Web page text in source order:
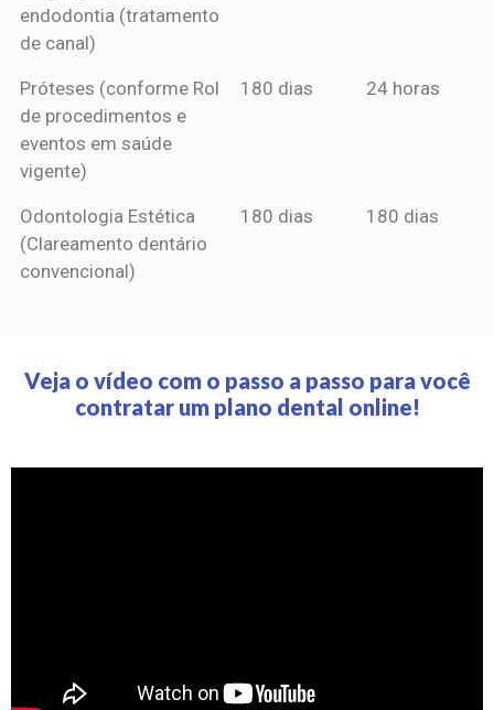
endodontia (tratamento
de canal)
Próteses (conforme Rol
de procedimentos e
eventos em saúde
vigente)
180 dias 24 horas
Odontologia Estética
(Clareamento dentário
convencional)
180 dias 180 dias
Veja o vídeo com o passo a passo para você
contratar um plano dental online!